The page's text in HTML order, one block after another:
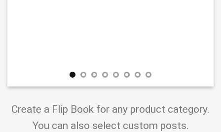
Create a Flip Book for any product category.
You can also select custom posts.